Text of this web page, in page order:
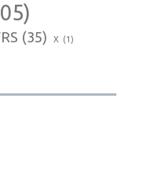
(35) Х (1)